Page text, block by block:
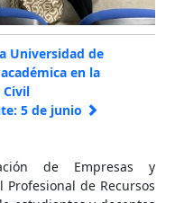
Universidad de
en la
Civil
5 de junio
de Empresas y
de Recursos